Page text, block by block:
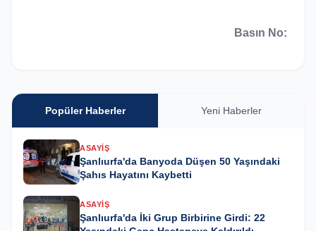
Basın No:
Popüler Haberler Yeni Haberler
ASAYIŞ
Şanlıurfa'da Banyoda Düşen 50 Yaşındaki
Şahıs Hayatını Kaybetti
ASAYIŞ
Şanlıurfa'da İki Grup Birbirine Girdi: 22